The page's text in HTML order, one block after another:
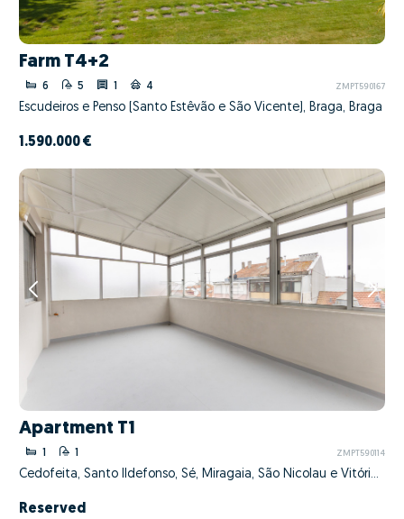
Farm T4+2
6 5 1 4 ZMPT590167
Escudeiros e Penso (Santo Estêvão e São Vicente), Braga, Braga
1.590.000 €
Apartment T1
1 1 ZMPT590114
Cedofeita, Santo Ildefonso, Sé, Miragaia, São Nicolau e Vitória, Porto, Porto
Reserved